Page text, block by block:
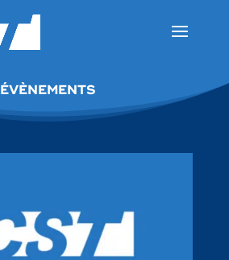
ÉVÈNEMENTS